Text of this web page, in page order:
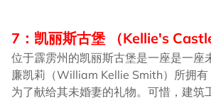
7：凯丽斯古堡 （Kellie's Castle
位于霹雳州的凯丽斯古堡是一座是一座
廉凯莉（William Kellie Smith）所拥有
为了献给其未婚妻的礼物。可惜，建筑